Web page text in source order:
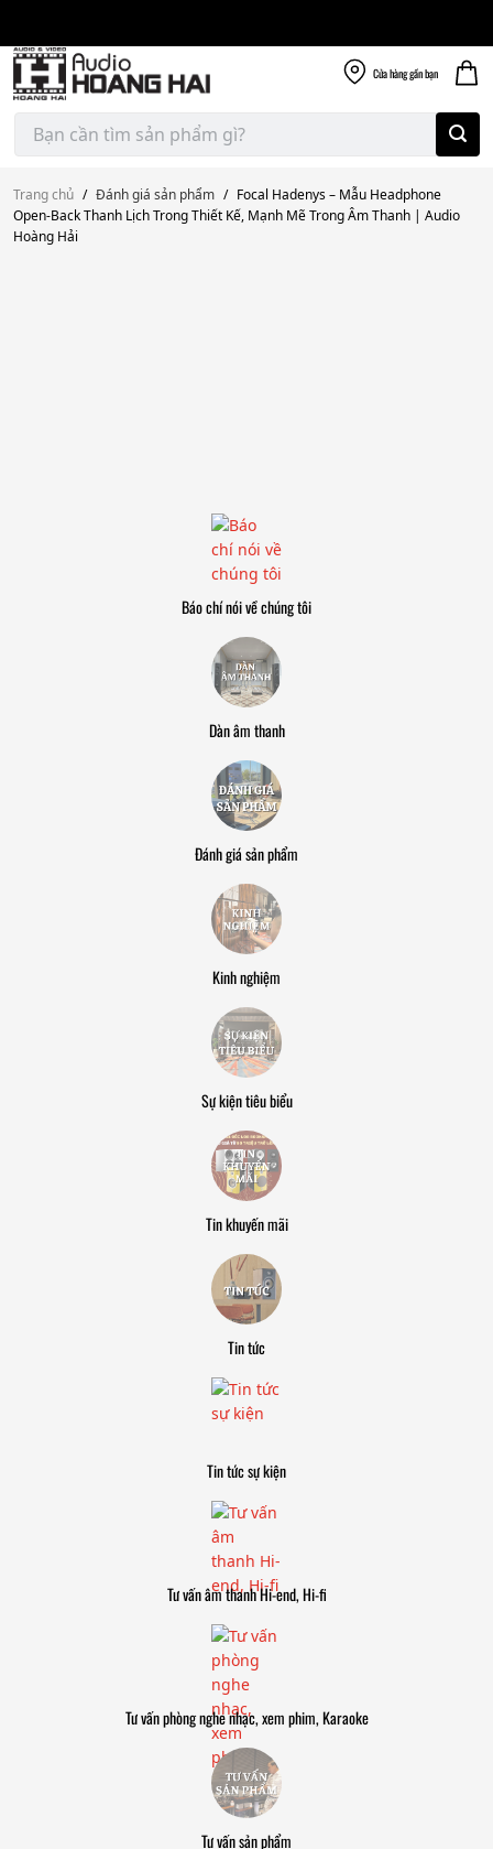
content
Cửa hànggần bạn
Tìm
kiếm:
Trang chủ / Đánh giá sản phẩm / Focal Hadenys – Mẫu Headphone
Open-Back Thanh Lịch Trong Thiết Kế, Mạnh Mẽ Trong Âm Thanh | Audio
Hoàng Hải
Báo chí nói về chúng tôi
Dàn âm thanh
Đánh giá sản phẩm
Kinh nghiệm
Sự kiện tiêu biểu
Tin khuyến mãi
Tin tức
Tin tức sự kiện
Tư vấn âm thanh Hi-end, Hi-fi
Tư vấn phòng nghe nhạc, xem phim, Karaoke
Tư vấn sản phẩm